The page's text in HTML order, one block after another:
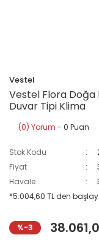
Vestel
Vestel Flora Doğa
Duvar Tipi Klima
(0) Yorum - 0 Puan
Stok Kodu
Fiyat
Havale
*5.004,60 TL den
%-3